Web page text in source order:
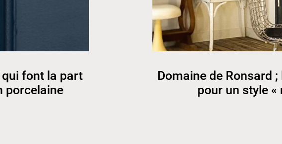
qui font la part
porcelaine
Domaine de Ronsard
pour un style